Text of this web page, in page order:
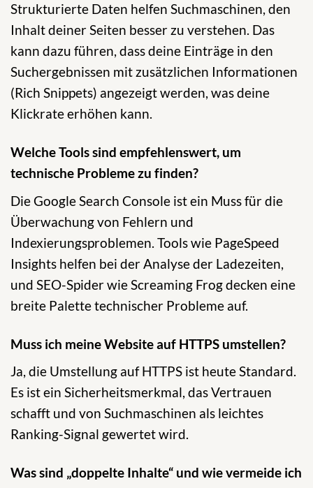
Strukturierte Daten helfen Suchmaschinen, den
Inhalt deiner Seiten besser zu verstehen. Das
kann dazu führen, dass deine Einträge in den
Suchergebnissen mit zusätzlichen Informationen
(Rich Snippets) angezeigt werden, was deine
Klickrate erhöhen kann.
Welche Tools sind empfehlenswert, um
technische Probleme zu finden?
Die Google Search Console ist ein Muss für die
Überwachung von Fehlern und
Indexierungsproblemen. Tools wie PageSpeed
Insights helfen bei der Analyse der Ladezeiten,
und SEO-Spider wie Screaming Frog decken eine
breite Palette technischer Probleme auf.
Muss ich meine Website auf HTTPS umstellen?
Ja, die Umstellung auf HTTPS ist heute Standard.
Es ist ein Sicherheitsmerkmal, das Vertrauen
schafft und von Suchmaschinen als leichtes
Ranking-Signal gewertet wird.
Was sind „doppelte Inhalte“ und wie vermeide ich